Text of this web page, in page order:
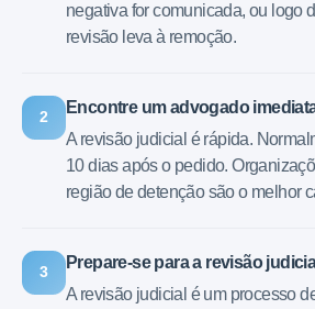
negativa for comunicada, ou logo
revisão leva à remoção.
2
Encontre um advogado
A revisão judicial é rápida.
10 dias após o pedido.
região de detenção são o melhor
3
Prepare-se para a revisão
A revisão judicial é um processo